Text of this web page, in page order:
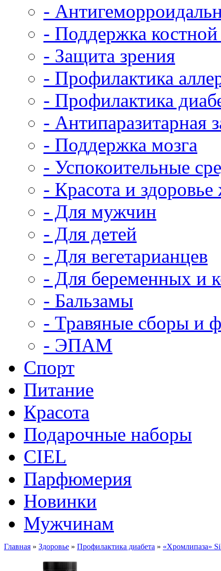
-
- Поддержка костной
- Защита зрения
- Профилактика
- Профилактика
- Антипаразитарная
- Поддержка мозга
- Успокоительные
- Красота и
- Для мужчин
- Для детей
- Для вегетарианцев
- Для беременных и
- Бальзамы
- Травяные сборы и
- ЭПАМ
Спорт
Питание
Красота
Подарочные наборы
CIEL
Парфюмерия
Новинки
Мужчинам
Главная » Здоровье » Профилактика диабета » «Хромлипаза»